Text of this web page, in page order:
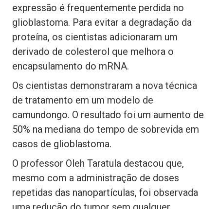
expressão é frequentemente perdida no
glioblastoma. Para evitar a degradação da
proteína, os cientistas adicionaram um
derivado de colesterol que melhora o
encapsulamento do mRNA.
Os cientistas demonstraram a nova técnica
de tratamento em um modelo de
camundongo. O resultado foi um aumento de
50% na mediana do tempo de sobrevida em
casos de glioblastoma.
O professor Oleh Taratula destacou que,
mesmo com a administração de doses
repetidas das nanopartículas, foi observada